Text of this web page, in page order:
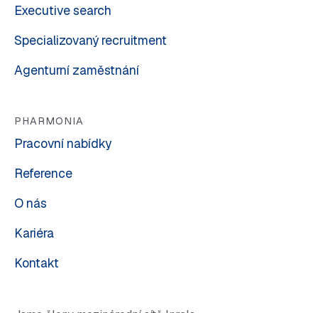
Executive search
Specializovaný recruitment
Agenturní zaměstnání
PHARMONIA
Pracovní nabídky
Reference
O nás
Kariéra
Kontakt